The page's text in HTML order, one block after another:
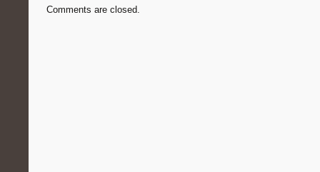
Comments are closed.